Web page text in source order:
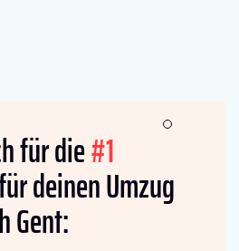
für die#1
deinen Umzug
Gent: